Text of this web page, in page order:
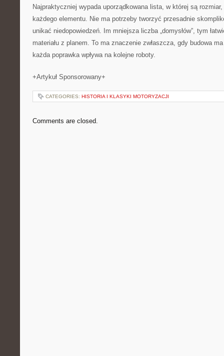
Najpraktyczniej wypada uporządkowana lista, w której są
każdego elementu. Nie ma potrzeby tworzyć przesadnie
unikać niedopowiedzeń. Im mniejsza liczba „domysłów”, tym
materiału z planem. To ma znaczenie zwłaszcza, gdy budowa
każda poprawka wpływa na kolejne roboty.
+Artykuł Sponsorowany+
CATEGORIES: HISTORIA I KLASYKI MOTORYZACJI
Comments are closed.